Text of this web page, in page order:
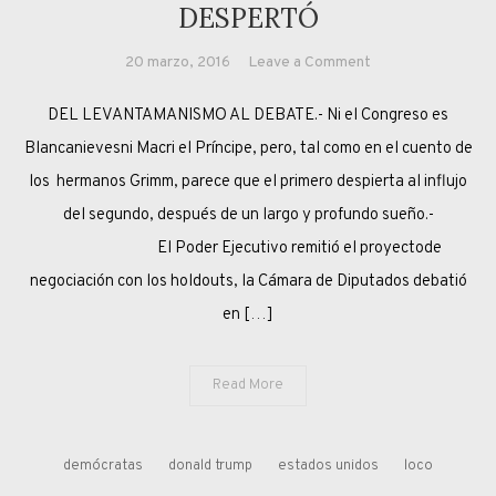
DESPERTÓ
20 marzo, 2016 Leave a Comment
UN
DÍA,
EL
DEL LEVANTAMANISMO AL DEBATE.- Ni el Congreso es
Blancanievesni Macri el Príncipe, pero, tal como en el cuento de
los hermanos Grimm, parece que el primero despierta al influjo
del segundo, después de un largo y profundo sueño.-
El Poder Ejecutivo remitió el proyectode
negociación con los holdouts, la Cámara de Diputados debatió
en […]
Read More
demócratas donald trump estados unidos loco